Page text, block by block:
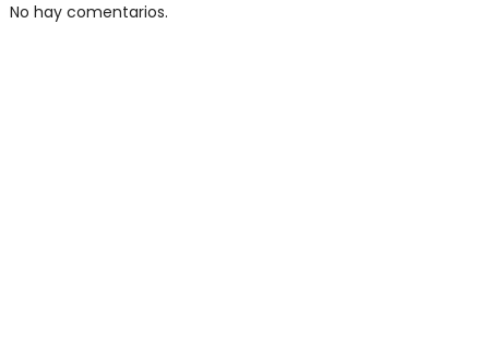
No hay comentarios.